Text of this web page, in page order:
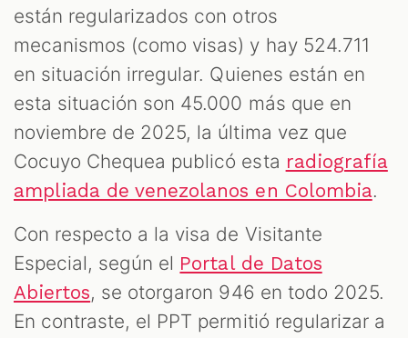
están regularizados con otros
mecanismos (como visas) y hay 524.711
en situación irregular. Quienes están en
esta situación son 45.000 más que en
noviembre de 2025, la última vez que
Cocuyo Chequea publicó esta radiografía
ampliada de venezolanos en Colombia.
Con respecto a la visa de Visitante
Especial, según el Portal de Datos
Abiertos, se otorgaron 946 en todo 2025.
En contraste, el PPT permitió regularizar a